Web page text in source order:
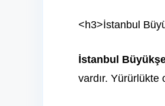
<h3>İstanbul
İstanbul
vardır. Yürürlükte